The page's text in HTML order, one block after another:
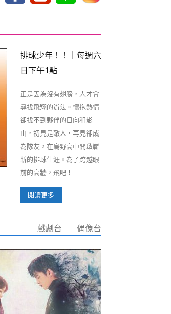
排球少年！！｜每週六
日下午1點
正是因為沒有翅膀，人才會
尋找飛翔的辦法。懷抱熱情
卻找不到夥伴的日向和影
山，初見是敵人，再見卻成
為隊友，在烏野高中開啟嶄
新的排球生涯。為了跨越眼
前的高牆，飛吧！
閱讀更多
戲劇台 偶像台